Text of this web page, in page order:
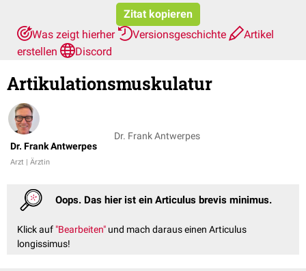
Zitat kopieren
Was zeigt hierher
Versionsgeschichte
Artikel
erstellen
Discord
Artikulationsmuskulatur
Dr. Frank Antwerpes
Arzt | Ärztin
Dr. Frank Antwerpes
Oops. Das hier ist ein Articulus brevis minimus.
Klick auf "Bearbeiten" und mach daraus einen Articulus
longissimus!